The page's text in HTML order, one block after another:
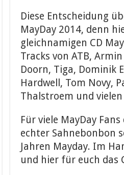
Diese Entscheidung
MayDay 2014, denn
gleichnamigen CD
Tracks von ATB,
Doorn, Tiga, Dominik
Hardwell, Tom Novy,
Thalstroem und
Für viele MayDay
echter Sahnebonbon
Jahren Mayday. Im
und hier für euch das